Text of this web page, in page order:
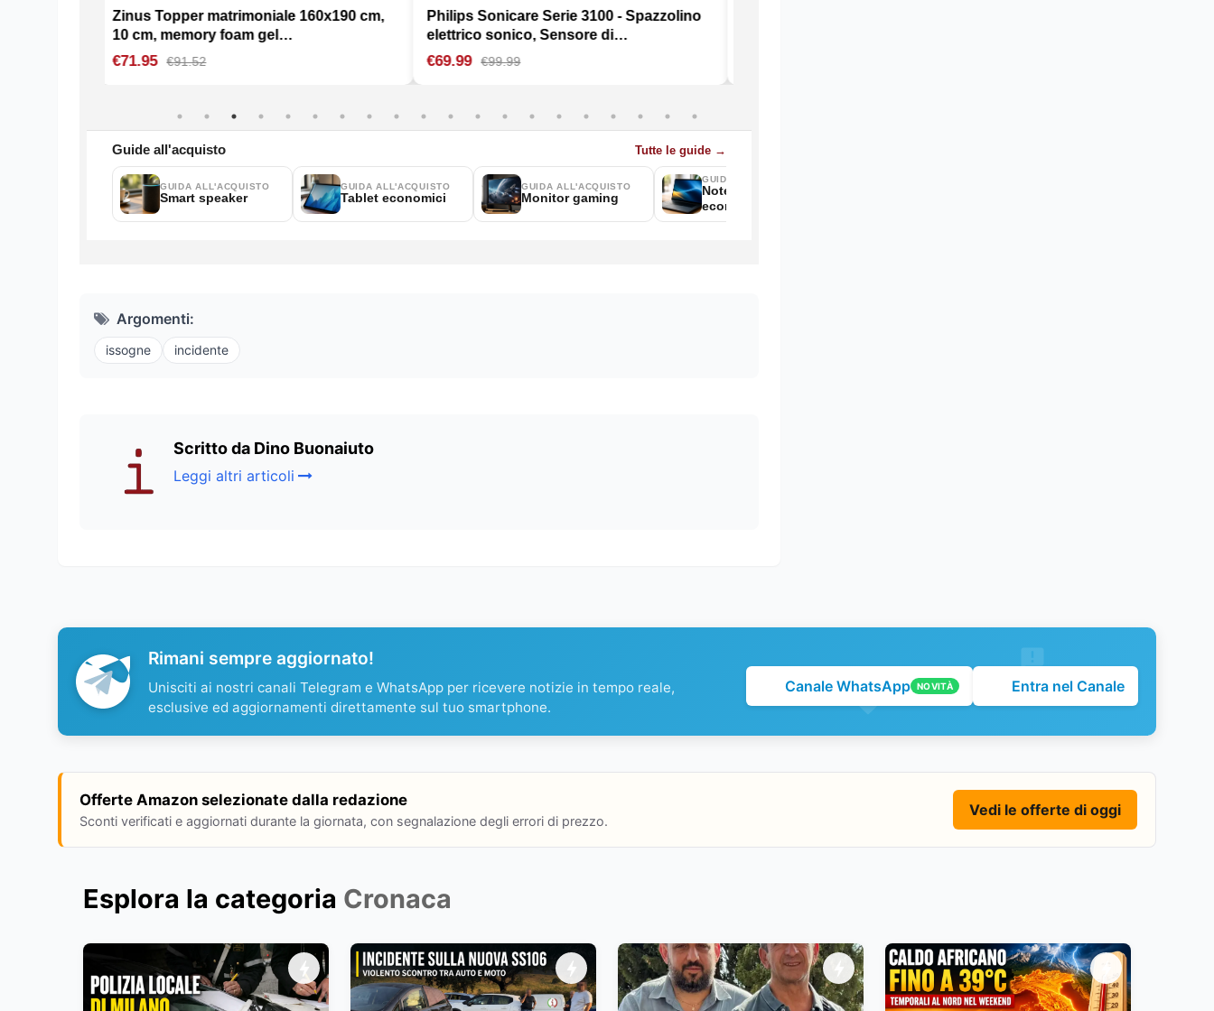
Argomenti:
issogne incidente
Scritto da Dino Buonaiuto
Leggi altri articoli
Rimani sempre aggiornato!
Unisciti ai nostri canali Telegram e WhatsApp per ricevere notizie in tempo reale,
esclusive ed aggiornamenti direttamente sul tuo smartphone.
Canale WhatsApp NOVITÀ Entra nel Canale
Offerte Amazon selezionate dalla redazione
Sconti verificati e aggiornati durante la giornata, con segnalazione degli errori di prezzo.
Vedi le offerte di oggi
Esplora la categoria Cronaca